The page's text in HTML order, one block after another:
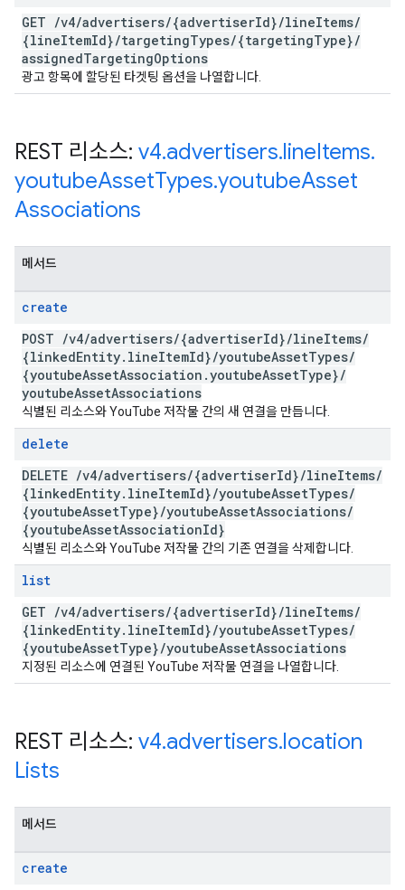
GET /v4/advertisers/{advertiserId}/lineItems/
{lineItemId}/targetingTypes/{targetingType}/
assignedTargetingOptions
광고 항목에 할당된 타겟팅 옵션을 나열합니다.
REST 리소스: v4.advertisers.lineItems.
youtubeAssetTypes.youtubeAsset
Associations
메서드
create
POST /v4/advertisers/{advertiserId}/lineItems/
{linkedEntity. lineItemId}/youtubeAssetTypes/
{youtubeAssetAssociation .youtubeAssetType}/
youtubeAssetAssociations
식별된 리소스와 YouTube 저작물 간의 새 연결을 만듭니다.
delete
DELETE /v4/advertisers/{advertiserId}/lineItems/
{linkedEntity. lineItemId}/youtubeAssetTypes/
{youtubeAssetType}/youtubeAssetAssociations/
{youtubeAssetAssociationId}
식별된 리소스와 YouTube 저작물 간의 기존 연결을 삭제합니다.
list
GET /v4/advertisers/{advertiserId}/lineItems/
{linkedEntity. lineItemId}/youtubeAssetTypes/
{youtubeAssetType}/youtubeAssetAssociations
지정된 리소스에 연결된 YouTube 저작물 연결을 나열합니다.
REST 리소스: v4.advertisers.location
Lists
메서드
create